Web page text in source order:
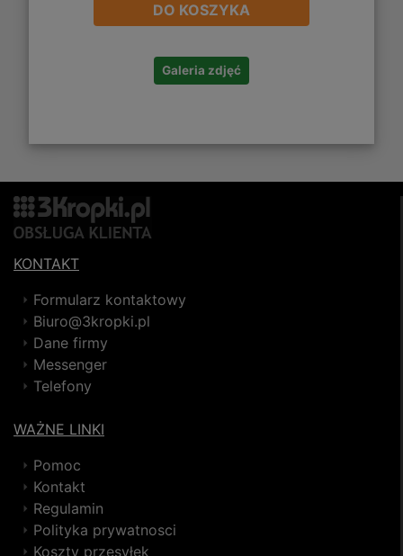
DO KOSZYKA
Galeria zdjęć
KONTAKT
Formularz kontaktowy
Biuro@3kropki.pl
Dane firmy
Messenger
Telefony
WAŻNE LINKI
Pomoc
Kontakt
Regulamin
Polityka prywatnosci
Koszty przesyłek